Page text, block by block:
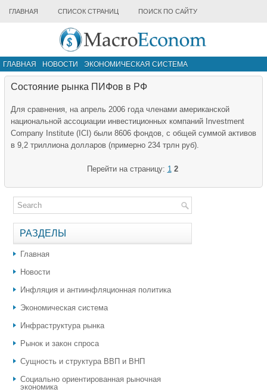
ГЛАВНАЯ СПИСОК СТРАНИЦ ПОИСК ПО САЙТУ
ГЛАВНАЯ НОВОСТИ
ЭКОНОМИЧЕСКАЯ СИСТЕМА
ИНФРАСТРУКТУРА РЫНКА
Состояние рынка ПИФов в РФ
Для сравнения, на апрель 2006 года членами американской
национальной ассоциации инвестиционных компаний Investment
Company Institute (ICI) были 8606 фондов, с общей суммой активов
в 9,2 триллиона долларов (примерно 234 трлн руб).
Перейти на страницу: 1 2
РАЗДЕЛЫ
Главная
Новости
Инфляция и антиинфляционная политика
Экономическая система
Инфраструктура рынка
Рынок и закон спроса
Сущность и структура ВВП и ВНП
Социально ориентированная рыночная
экономика